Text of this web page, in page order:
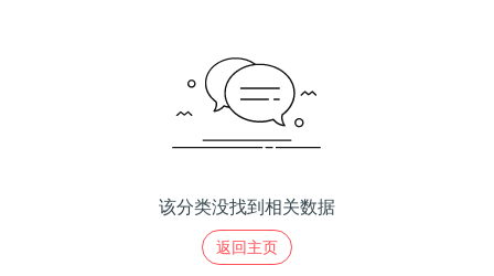
该分类没找到相关数据
返回主页